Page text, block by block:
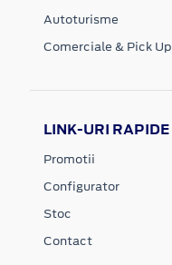
Autoturisme
Comerciale & Pick
LINK-URI RAPIDE
Promotii
Configurator
Stoc
Contact